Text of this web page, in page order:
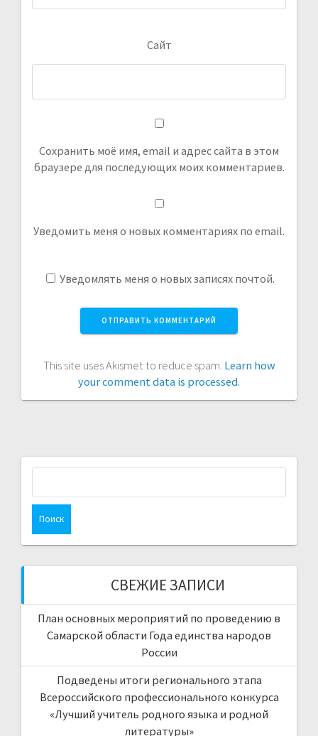
Сайт
Сохранить моё имя, email и адрес сайта в этом
браузере для последующих моих комментариев.
Уведомить меня о новых комментариях по email.
Уведомлять меня о новых записях почтой.
This site uses Akismet to reduce spam. Learn how
your comment data is processed.
СВЕЖИЕ ЗАПИСИ
План основных мероприятий по проведению в
Самарской области Года единства народов
России
Подведены итоги регионального этапа
Всероссийского профессионального конкурса
«Лучший учитель родного языка и родной
литературы»